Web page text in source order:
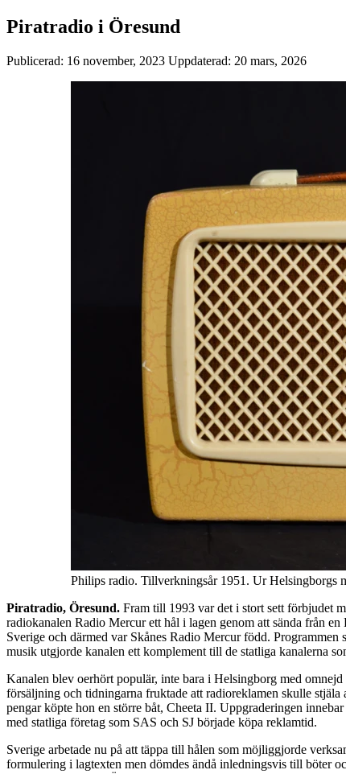
Piratradio i Öresund
Publicerad: 16 november, 2023 Uppdaterad: 20 mars, 2026
Philips radio. Tillverkningsår 1951. Ur Helsingborgs
Piratradio, Öresund. Fram till 1993 var det i stort sett förbjudet
radiokanalen Radio Mercur ett hål i lagen genom att sända från
Sverige och därmed var Skånes Radio Mercur född.
musik utgjorde kanalen ett komplement till de statliga kanalerna
Kanalen blev oerhört populär, inte bara i Helsingborg med
försäljning och tidningarna fruktade att radioreklamen skulle
pengar köpte hon en större båt, Cheeta II. Uppgraderingen
med statliga företag som SAS och SJ började köpa reklamtid.
Sverige arbetade nu på att täppa till hålen som möjliggjorde
formulering i lagtexten men dömdes ändå inledningsvis till böter